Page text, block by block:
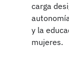
carga
y la
mujeres.